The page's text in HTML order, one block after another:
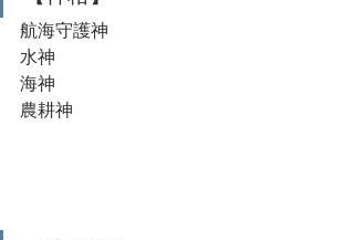
航海守護神
水神
海神
農耕神